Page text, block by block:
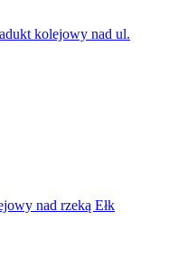
kolejowy nad ul.
nad rzeką Ełk